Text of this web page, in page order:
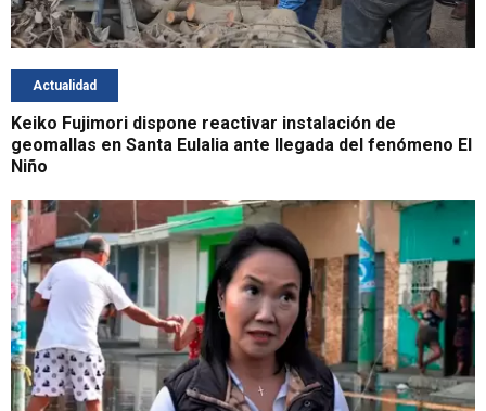
Actualidad
Keiko Fujimori dispone reactivar instalación de
geomallas en Santa Eulalia ante llegada del fenómeno El
Niño